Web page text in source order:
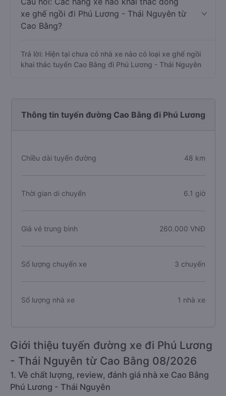
xe ghế ngồi đi Phú Lương - Thái Nguyên từ
Cao Bằng?
Trả lời: Hiện tại chưa có nhà xe nào có loại xe ghế ngồi
khai thác tuyến Cao Bằng đi Phú Lương - Thái Nguyên
Thông tin tuyến đường Cao Bằng đi Phú Lương
Chiều dài tuyến đường 48 km
Thời gian di chuyển 6.1 giờ
Giá vé trung bình 260.000 VNĐ
Số lượng chuyến xe 3 chuyến
Số lượng nhà xe 1 nhà xe
Giới thiệu tuyến đường xe đi Phú Lương
- Thái Nguyên từ Cao Bằng 08/2026
1. Về chất lượng, review, đánh giá nhà xe Cao Bằng
Phú Lương - Thái Nguyên